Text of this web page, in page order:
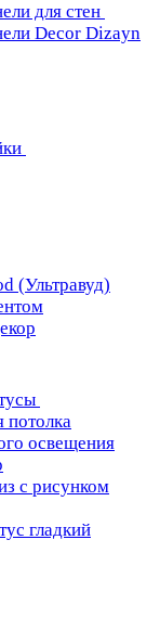
для стен
Decor Dizayn
(Ультравуд)
потолка
освещения
с рисунком
гладкий